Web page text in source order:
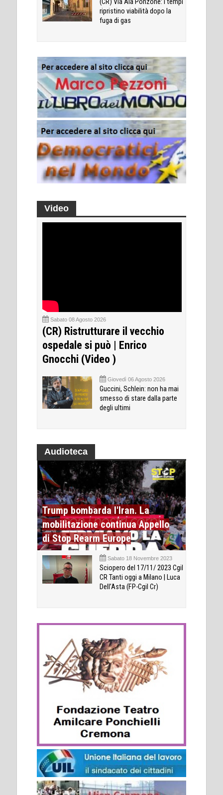
(CR) Via Ala Ponzone: i tempi
ripristino viabilità dopo la
fuga di gas
Video
Sabato 08 Agosto 2026
(CR) Ristrutturare il vecchio
ospedale si può | Enrico
Gnocchi (Video )
Giovedì 06 Agosto 2026
Guccini, Schlein: non ha mai
smesso di stare dalla parte
degli ultimi
Audioteca
Trump bombarda l'Iran. La
mobilitazione continua Appello
di Stop Rearm Europe
Sabato 18 Novembre 2023
Sciopero del 17/11/ 2023 Cgil
CR Tanti oggi a Milano | Luca
Dell’Asta (FP-Cgil Cr)